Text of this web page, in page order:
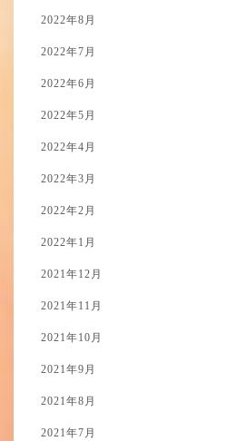
2022年8月
2022年7月
2022年6月
2022年5月
2022年4月
2022年3月
2022年2月
2022年1月
2021年12月
2021年11月
2021年10月
2021年9月
2021年8月
2021年7月